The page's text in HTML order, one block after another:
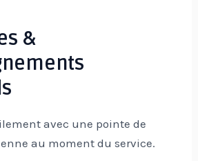
&
avec une pointe de
au moment du service.